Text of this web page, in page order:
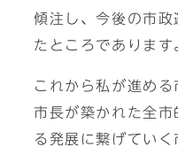
傾注し、今後の市
たところであります
これから私が進め
市長が築かれた全
る発展に繋げてい